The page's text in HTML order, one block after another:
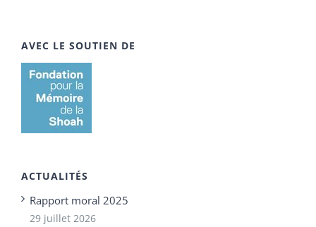
AVEC LE SOUTIEN DE
ACTUALITÉS
Rapport moral 2025
29 juillet 2026